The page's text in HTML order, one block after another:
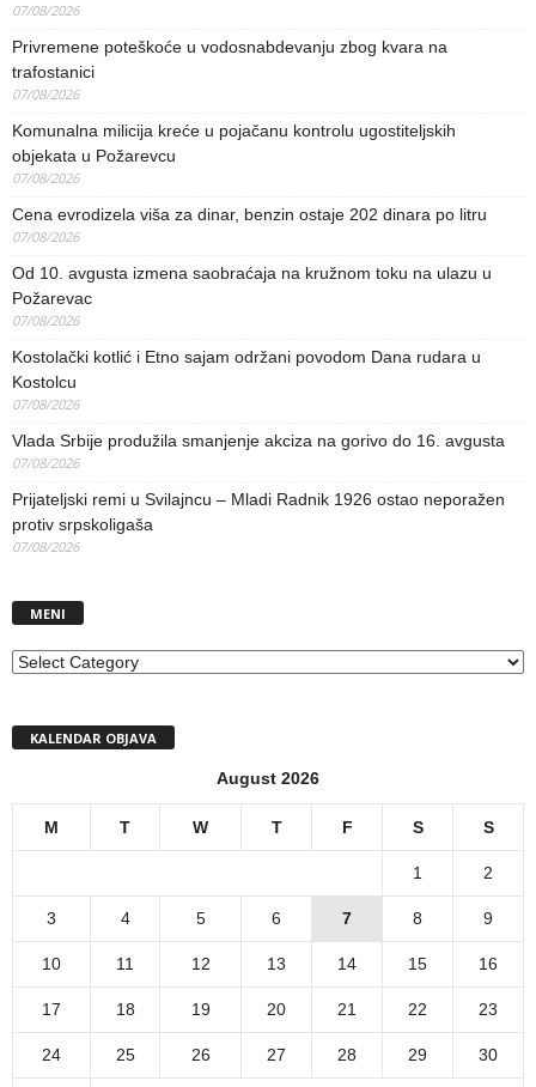
07/08/2026
Privremene poteškoće u vodosnabdevanju zbog kvara na
trafostanici
07/08/2026
Komunalna milicija kreće u pojačanu kontrolu ugostiteljskih
objekata u Požarevcu
07/08/2026
Cena evrodizela viša za dinar, benzin ostaje 202 dinara po litru
07/08/2026
Od 10. avgusta izmena saobraćaja na kružnom toku na ulazu u
Požarevac
07/08/2026
Kostolački kotlić i Etno sajam održani povodom Dana rudara u
Kostolcu
07/08/2026
Vlada Srbije produžila smanjenje akciza na gorivo do 16. avgusta
07/08/2026
Prijateljski remi u Svilajncu – Mladi Radnik 1926 ostao neporažen
protiv srpskoligaša
07/08/2026
MENI
MENI
KALENDAR OBJAVA
August 2026
M T W T F S S
1 2
3 4 5 6 7 8 9
10 11 12 13 14 15 16
17 18 19 20 21 22 23
24 25 26 27 28 29 30